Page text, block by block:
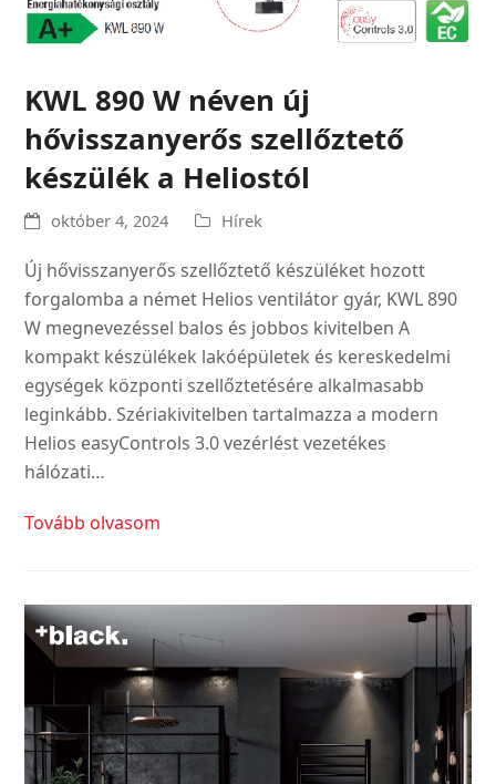
KWL 890 W néven új
hővisszanyerős szellőztető
készülék a Heliostól
október 4, 2024 Hírek
Új hővisszanyerős szellőztető készüléket hozott
forgalomba a német Helios ventilátor gyár, KWL 890
W megnevezéssel balos és jobbos kivitelben A
kompakt készülékek lakóépületek és kereskedelmi
egységek központi szellőztetésére alkalmasabb
leginkább. Szériakivitelben tartalmazza a modern
Helios easyControls 3.0 vezérlést vezetékes
hálózati…
Tovább olvasom